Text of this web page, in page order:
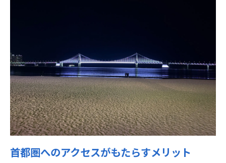
経験がもたらす信頼と責任
スキルアップのための実践的アプローチ
高収入を支えるリーダーシップ
効率的な作業とチームビルディング
実務経験を活かした資格取得
経験豊富な鉄筋工の事例
鉄筋工として年収1000万を目指すための実践的
首都圏へのアクセスがもたらすメリット